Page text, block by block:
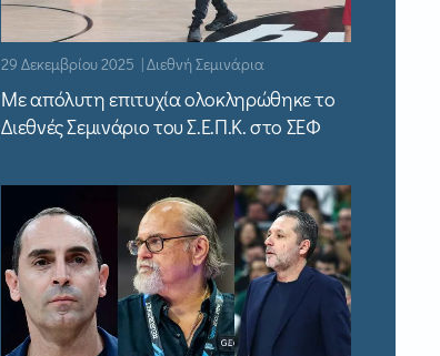
29 Δεκεμβρίου 2025 | Διεθνή Σεμινάρια
Με απόλυτη επιτυχία ολοκληρώθηκε το
Διεθνές Σεμινάριο του Σ.Ε.Π.Κ. στο ΣΕΦ